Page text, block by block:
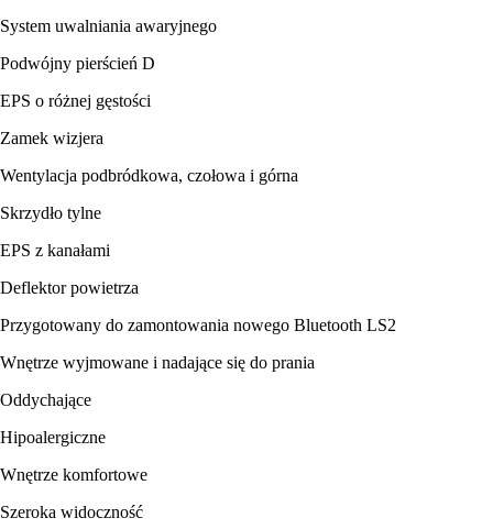
System uwalniania awaryjnego
Podwójny pierścień D
EPS o różnej gęstości
Zamek wizjera
Wentylacja podbródkowa, czołowa i górna
Skrzydło tylne
EPS z kanałami
Deflektor powietrza
Przygotowany do zamontowania nowego Bluetooth LS2
Wnętrze wyjmowane i nadające się do prania
Oddychające
Hipoalergiczne
Wnętrze komfortowe
Szeroka widoczność